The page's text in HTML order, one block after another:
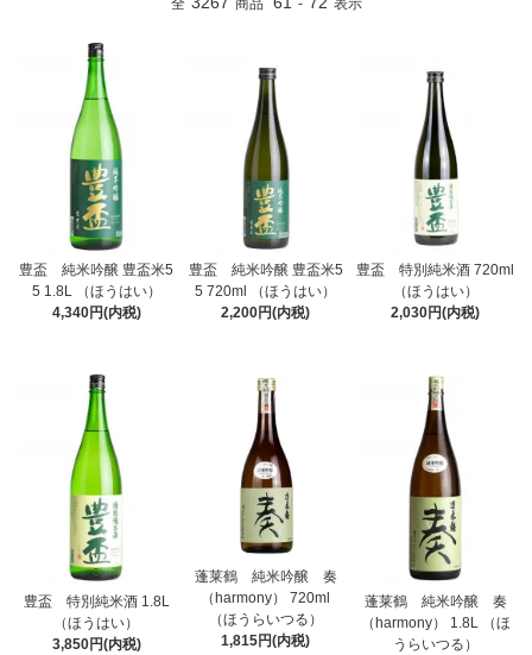
全 商品 - 表示
豊盃 純米吟醸 豊盃米5
5 1.8L （ほうはい）
4,340円(内税)
豊盃 純米吟醸 豊盃米5
5 720ml （ほうはい）
2,200円(内税)
豊盃 特別純米酒 720ml
（ほうはい）
2,030円(内税)
豊盃 特別純米酒 1.8L
（ほうはい）
3,850円(内税)
蓬莱鶴 純米吟醸 奏
（harmony） 720ml
（ほうらいつる）
1,815円(内税)
蓬莱鶴 純米吟醸 奏
（harmony） 1.8L （ほ
うらいつる）